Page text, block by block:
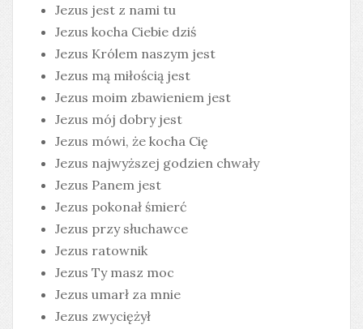
Jezus jest z nami tu
Jezus kocha Ciebie dziś
Jezus Królem naszym jest
Jezus mą miłością jest
Jezus moim zbawieniem jest
Jezus mój dobry jest
Jezus mówi, że kocha Cię
Jezus najwyższej godzien chwały
Jezus Panem jest
Jezus pokonał śmierć
Jezus przy słuchawce
Jezus ratownik
Jezus Ty masz moc
Jezus umarł za mnie
Jezus zwyciężył